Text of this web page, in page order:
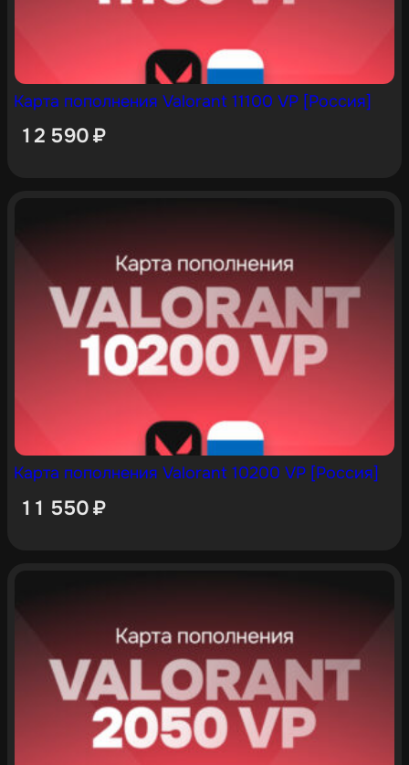
Карта пополнения Valorant 11100 VP [Россия]
12 590₽
Карта пополнения Valorant 10200 VP [Россия]
11 550₽